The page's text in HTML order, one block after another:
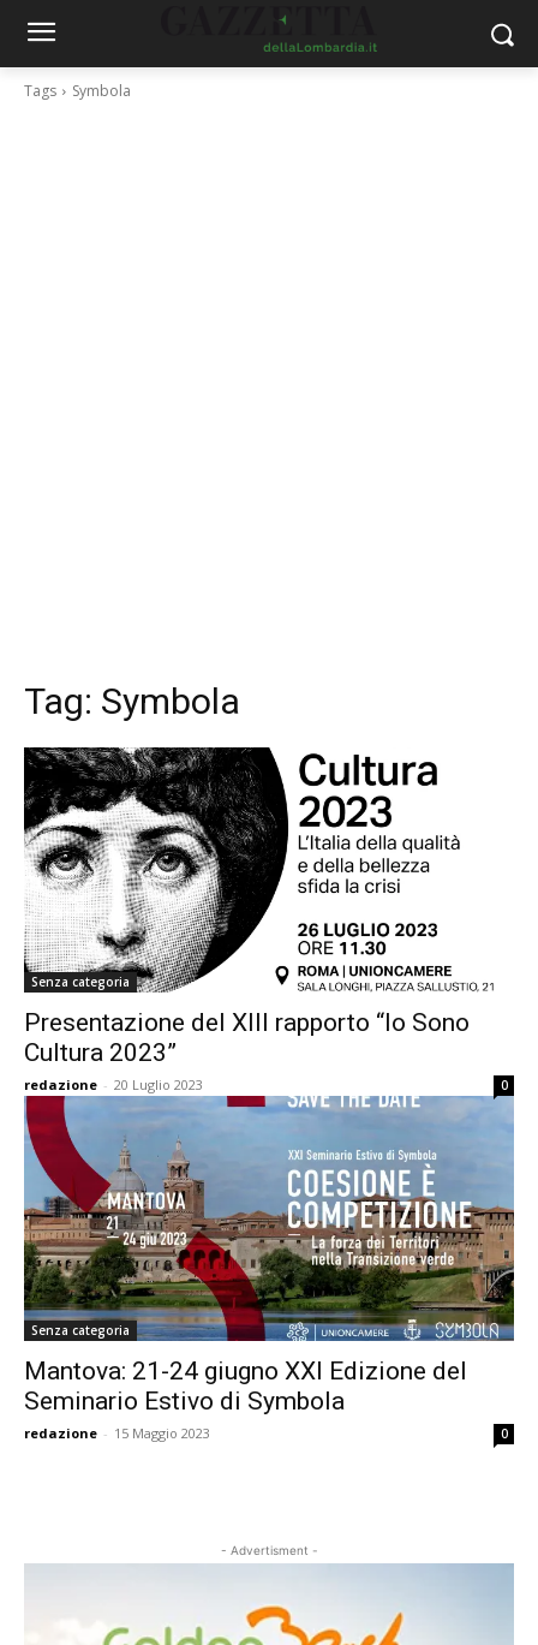
Tags Symbola
Tag: Symbola
Senza categoria
Presentazione del XIII rapporto “Io Sono
Cultura 2023”
redazione - 20 Luglio 2023 0
Senza categoria
Mantova: 21-24 giugno XXI Edizione del
Seminario Estivo di Symbola
redazione - 15 Maggio 2023 0
- Advertisment -